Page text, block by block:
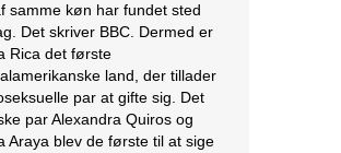
samme køn har fundet sted
Det skriver BBC. Dermed er
Rica det første
land, der tillader
par at gifte sig. Det
par Alexandra Quiros og
Araya blev de første til at sige